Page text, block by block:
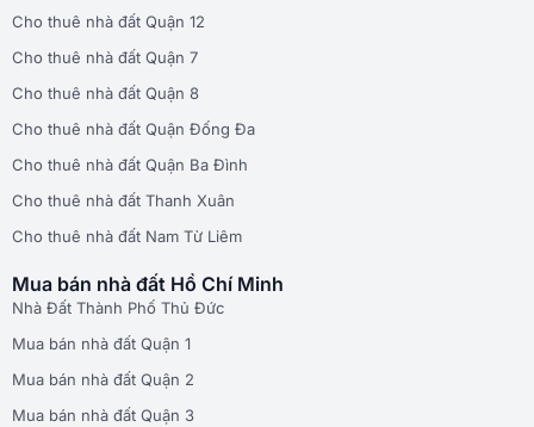
Cho thuê nhà đất Quận 12
Cho thuê nhà đất Quận 7
Cho thuê nhà đất Quận 8
Cho thuê nhà đất Quận Đống Đa
Cho thuê nhà đất Quận Ba Đình
Cho thuê nhà đất Thanh Xuân
Cho thuê nhà đất Nam Từ Liêm
Mua bán nhà đất Hồ Chí Minh
Nhà Đất Thành Phố Thủ Đức
Mua bán nhà đất Quận 1
Mua bán nhà đất Quận 2
Mua bán nhà đất Quận 3